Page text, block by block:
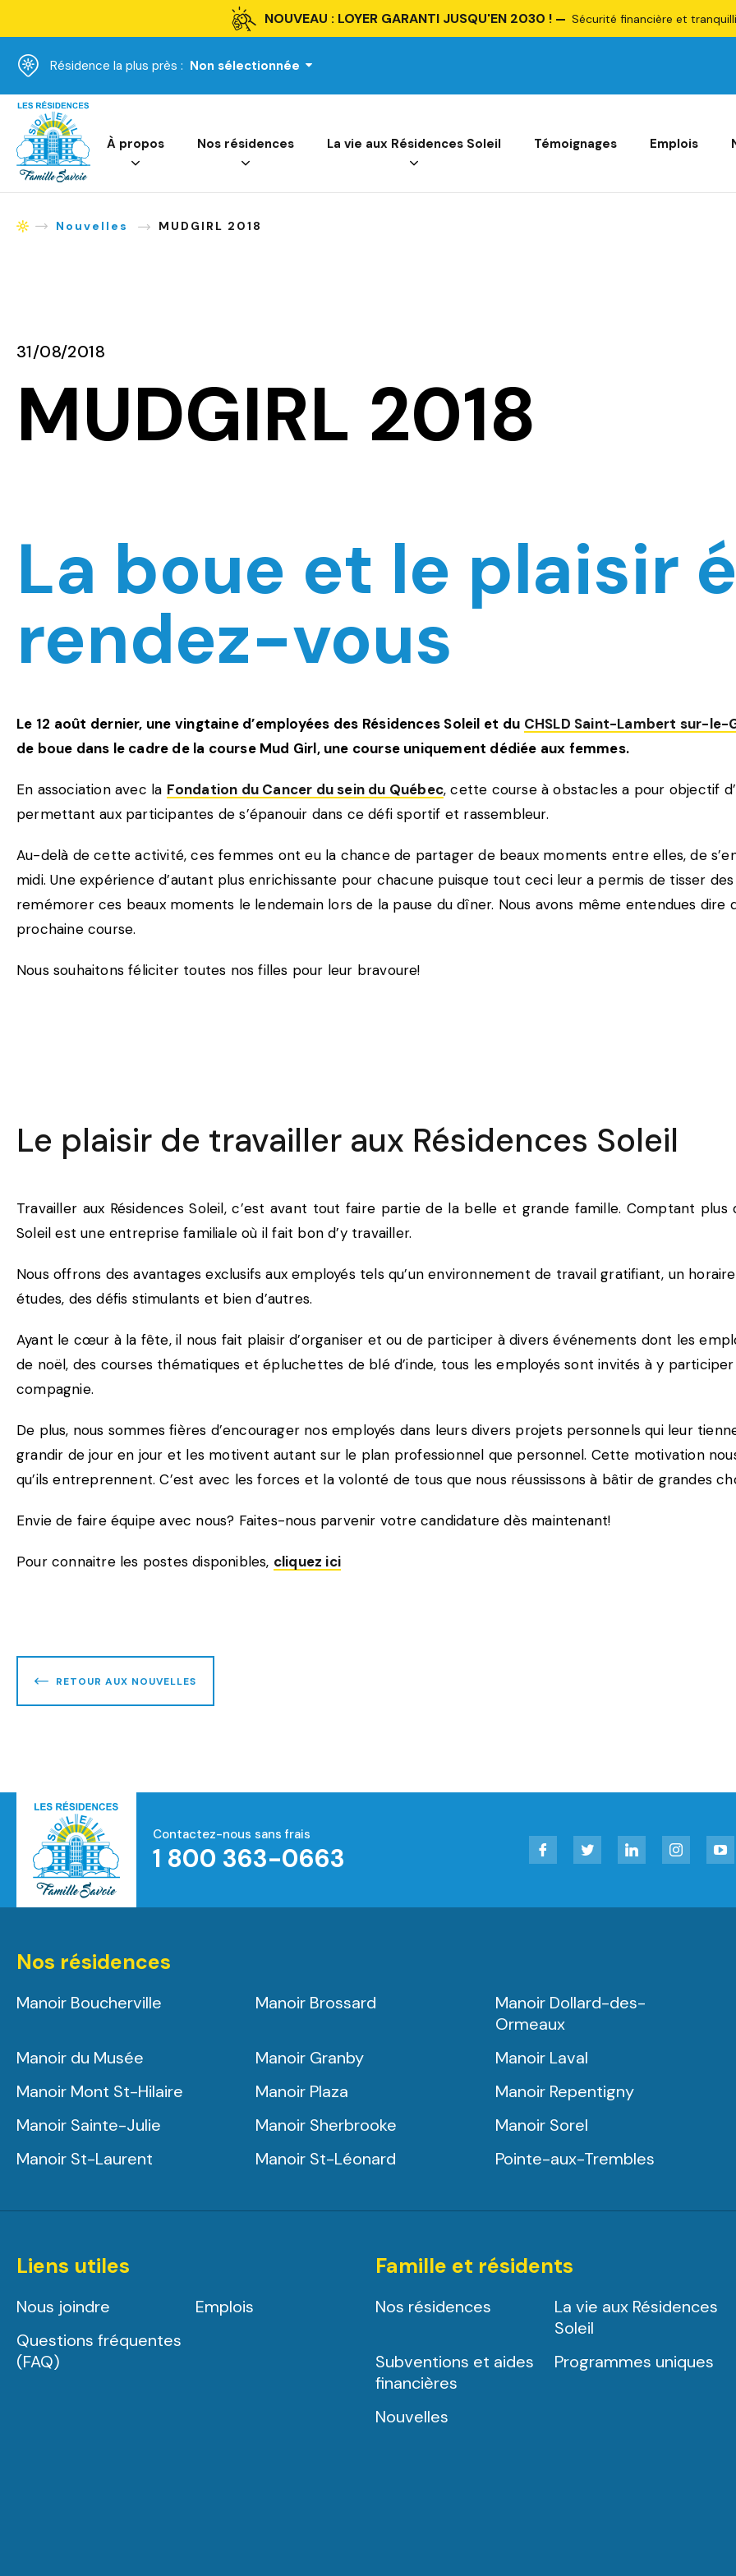
NOUVEAU : LOYER GARANTI JUSQU'EN 2030 ! Sécurité financière et
Résidence la plus près : Non sélectionnée
Accueil
À propos Nos résidences La vie aux Résidences Soleil Témoignages Emplois
AccueilNouvelles MUDGIRL 2018
31/08/2018
MUDGIRL 2018
La boue et le plaisir
rendez-vous
Le 12 août dernier, une vingtaine d’employées des Résidences Soleil et du CHSLD Saint-Lambert sur-le-
de boue dans le cadre de la course Mud Girl, une course uniquement dédiée aux femmes.
En association avec la Fondation du Cancer du sein du Québec, cette course à obstacles a pour objectif
permettant aux participantes de s’épanouir dans ce défi sportif et rassembleur.
Au-delà de cette activité, ces femmes ont eu la chance de partager de beaux moments entre elles, de
midi. Une expérience d’autant plus enrichissante pour chacune puisque tout ceci leur a permis de tisser
remémorer ces beaux moments le lendemain lors de la pause du dîner. Nous avons même entendues dire
prochaine course.
Nous souhaitons féliciter toutes nos filles pour leur bravoure!
Le plaisir de travailler aux Résidences Soleil
Travailler aux Résidences Soleil, c’est avant tout faire partie de la belle et grande famille. Comptant
Soleil est une entreprise familiale où il fait bon d’y travailler.
Nous offrons des avantages exclusifs aux employés tels qu’un environnement de travail gratifiant, un
études, des défis stimulants et bien d’autres.
Ayant le cœur à la fête, il nous fait plaisir d’organiser et ou de participer à divers événements dont les
de noël, des courses thématiques et épluchettes de blé d’inde, tous les employés sont invités à y
compagnie.
De plus, nous sommes fières d’encourager nos employés dans leurs divers projets personnels qui leur
grandir de jour en jour et les motivent autant sur le plan professionnel que personnel. Cette motivation
qu’ils entreprennent. C’est avec les forces et la volonté de tous que nous réussissons à bâtir de grandes
Envie de faire équipe avec nous? Faites-nous parvenir votre candidature dès maintenant!
Pour connaitre les postes disponibles, cliquez ici
RETOUR AUX NOUVELLES
Accueil
Contactez-nous sans frais
1 800 363-0663
Facebook Twitter LinkedIn Instagram
Nos résidences
Manoir Boucherville Manoir Brossard
Manoir Dollard-des-
Ormeaux
Manoir du Musée
Manoir Granby
Manoir Laval
Manoir Mont St-Hilaire
Manoir Plaza
Manoir Repentigny
Manoir Sainte-Julie
Manoir Sherbrooke
Manoir Sorel
Manoir St-Laurent
Manoir St-Léonard Pointe-aux-Trembles
Liens utiles
Nous joindre
Emplois
Questions fréquentes
(FAQ)
Famille et résidents
Nos résidences
La vie aux Résidences
Soleil
Subventions et aides
financières
Programmes uniques
Nouvelles